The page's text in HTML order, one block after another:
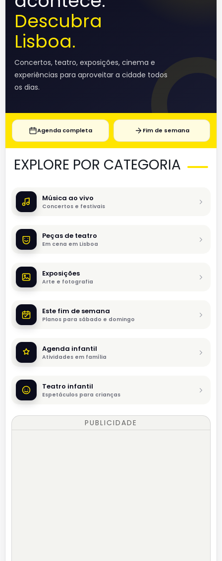
Descubra
Lisboa.
Concertos, teatro, exposições, cinema e
experiências para aproveitar a cidade todos
os dias.
Agenda completa Fim de semana
EXPLORE POR CATEGORIA
Música ao vivo
Concertos e festivais
Peças de teatro
Em cena em Lisboa
Exposições
Arte e fotografia
Este fim de semana
Planos para sábado e domingo
Agenda infantil
Atividades em família
Teatro infantil
Espetáculos para crianças
PUBLICIDADE